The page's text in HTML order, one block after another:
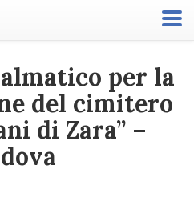
Toggle
per la
del cimitero
di Zara” –